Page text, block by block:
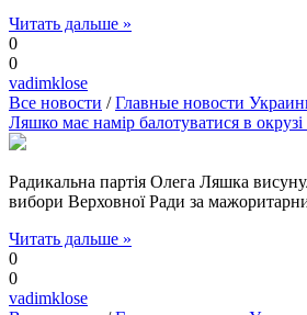
Читать дальше »
0
0
vadimklose
Все новости /Главные новости
Ляшко має намір балотуватися в
Радикальна партія Олега Ляшка
вибори Верховної Ради за
Читать дальше »
0
0
vadimklose